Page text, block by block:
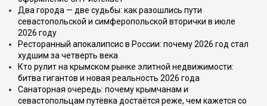
Два города — две судьбы: как разошлись пути
севастопольской и симферопольской вторички в июле
2026 году
Ресторанный апокалипсис в России: почему 2026 год стал
худшим за четверть века
Кто рулит на крымском рынке элитной недвижимости:
битва гигантов и новая реальность 2026 года
Санаторная очередь: почему крымчанам и
севастопольцам путёвка достаётся реже, чем кажется со